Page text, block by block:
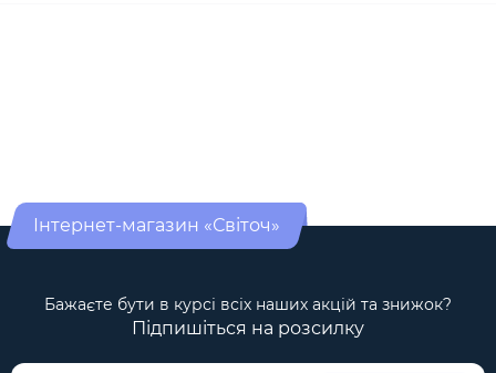
Інтернет-магазин «Світоч»
Бажаєте бути в курсі всіх наших акцій та знижок?
Підпишіться на розсилку